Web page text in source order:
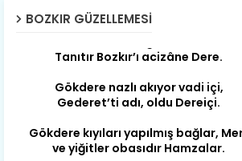
BOZKIR GÜZELLEMESI
Susam; olur tahin gider nerelere ?
Gökdere nazlı akıyor vadi içi,
Gökdere kıyıları yapılmış bağlar, Mert
Harmanı,elması ve Sorkunca’sı var.